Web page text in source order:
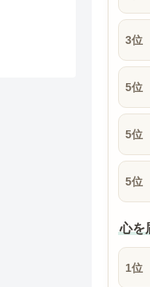
3位
5位
5位
5位
心を
1位